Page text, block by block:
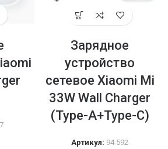
Зарядное
устройство
сетевое Xiaomi Mi
33W Wall Charger
(Type-A+Type-C)
Артикул: 94 592